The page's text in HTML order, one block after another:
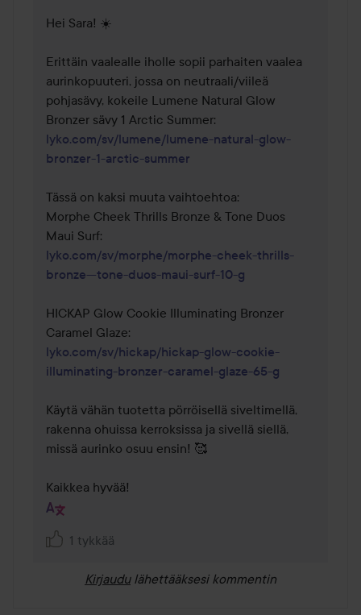
Hei Sara! ☀️
Erittäin vaalealle iholle sopii parhaiten vaalea
aurinkopuuteri, jossa on neutraali/viileä
pohjasävy, kokeile Lumene Natural Glow
lyko.com/sv/lumene/lumene-natural-glow-
bronzer-1-arctic-summer
Tässä on kaksi muuta vaihtoehtoa:
Morphe Cheek Thrills Bronze & Tone Duos
lyko.com/sv/morphe/morphe-cheek-thrills-
bronze---tone-duos-maui-surf-10-g
HICKAP Glow Cookie Illuminating Bronzer
lyko.com/sv/hickap/hickap-glow-cookie-
illuminating-bronzer-caramel-glaze-65-g
Käytä vähän tuotetta pörröisellä siveltimellä,
rakenna ohuissa kerroksissa ja sivellä siellä,
missä aurinko osuu ensin! 🥰
Kaikkea hyvää!
1 tykkää
Kirjaudu lähettääksesi kommentin